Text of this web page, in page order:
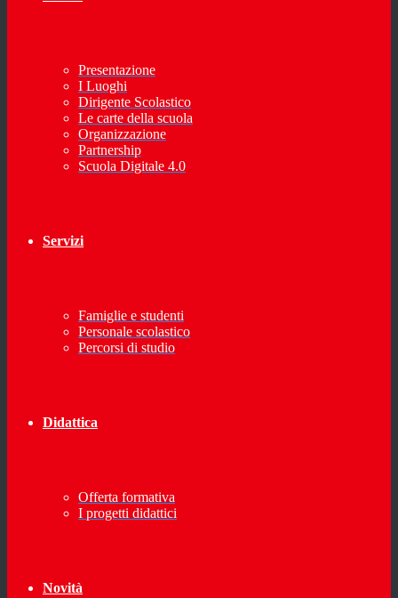
Presentazione
I Luoghi
Dirigente Scolastico
Le carte della scuola
Organizzazione
Partnership
Scuola Digitale 4.0
Servizi
Famiglie e studenti
Personale scolastico
Percorsi di studio
Didattica
Offerta formativa
I progetti didattici
Novità